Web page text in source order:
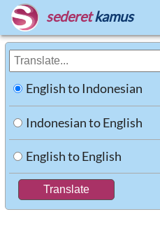
sederet kamus
English to Indonesian
Indonesian to English
English to English